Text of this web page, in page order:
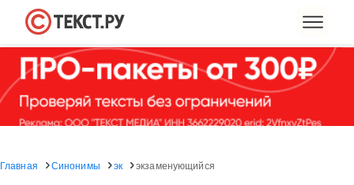
Главная Синонимы эк экзаменующийся